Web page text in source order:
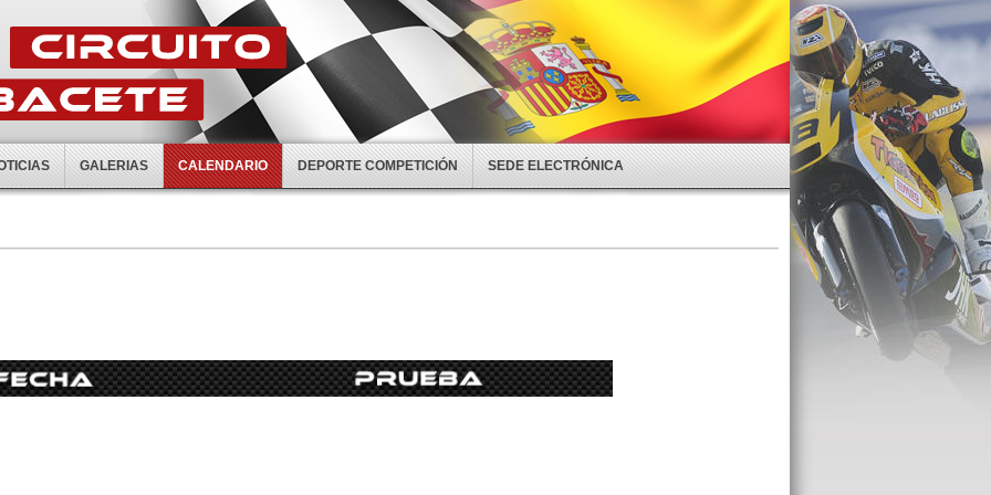
GALERIAS CALENDARIO DEPORTE COMPETICIÓN SEDE ELECTRÓNICA